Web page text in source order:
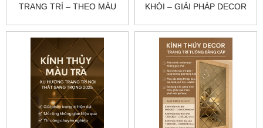
TRANG TRÍ – THEO MÀU
CÁCH THI CÔNG
KHÓI – GIẢI PHÁP DECOR